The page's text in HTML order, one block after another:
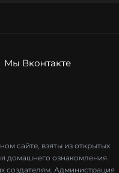
Мы Вконтакте
сайте, взяты из открытых
домашнего ознакомления.
создателям. Администрация